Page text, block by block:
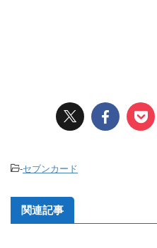
-セブンカード
関連記事